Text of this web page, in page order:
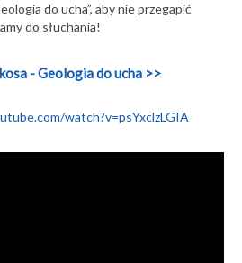
do ucha”, aby nie przegapić
do słuchania!
- Geologia do ucha >>
watch?v=psYxclzLGIA